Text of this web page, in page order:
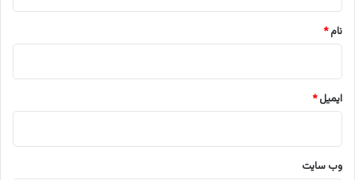
نام*
ایمیل*
وب‌ سایت